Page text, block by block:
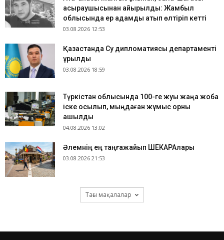
асыраушысынан айырылды: Жамбыл
облысында ер адамды атып өлтіріп кетті
03.08.2026 12:53
Қазақстанда Су дипломатиясы департаменті
құрылды
03.08.2026 18:59
Түркістан облысында 100-ге жуық жаңа жоба
іске қосылып, мыңдаған жұмыс орны
ашылды
04.08.2026 13:02
​Әлемнің ең таңғажайып ШЕКАРАлары
03.08.2026 21:53
Тағы мақалалар